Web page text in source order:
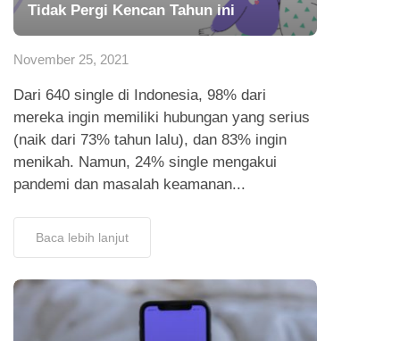
Tidak Pergi Kencan Tahun ini
November 25, 2021
Dari 640 single di Indonesia, 98% dari
mereka ingin memiliki hubungan yang serius
(naik dari 73% tahun lalu), dan 83% ingin
menikah. Namun, 24% single mengakui
pandemi dan masalah keamanan...
Baca lebih lanjut